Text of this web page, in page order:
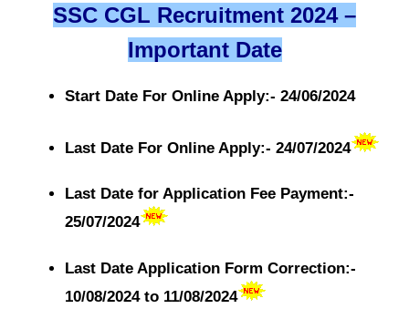
SSC CGL Recruitment 2024 –
Important Date
Start Date For Online Apply:- 24/06/2024
Last Date For Online Apply:- 24/07/2024
Last Date for Application Fee Payment:-
25/07/2024
Last Date Application Form Correction:-
10/08/2024 to 11/08/2024